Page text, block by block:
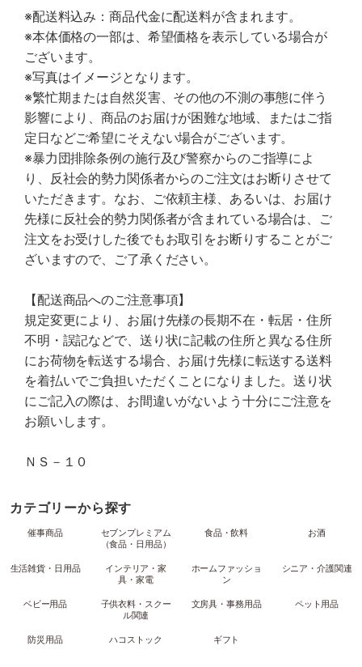
※配送料込み：商品代金に配送料が含まれます。
※本体価格の一部は、希望価格を表示している場合が
ございます。
※写真はイメージとなります。
※繁忙期または自然災害、その他の不測の事態に伴う
影響により、商品のお届けが困難な地域、またはご指
定日などご希望にそえない場合がございます。
※暴力団排除条例の施行及び警察からのご指導によ
り、反社会的勢力関係者からのご注文はお断りさせて
いただきます。なお、ご依頼主様、あるいは、お届け
先様に反社会的勢力関係者が含まれている場合は、ご
注文をお受けした後でもお取引をお断りすることがご
ざいますので、ご了承ください。
【配送商品へのご注意事項】
規定変更により、お届け先様の長期不在・転居・住所
不明・誤記などで、送り状に記載の住所と異なる住所
にお荷物を転送する場合、お届け先様に転送する送料
を着払いでご負担いただくことになりました。送り状
にご記入の際は、お間違いがないよう十分にご注意を
お願いします。
ＮＳ－１０
カテゴリーから探す
催事商品
セブンプレミアム
（食品・日用品）
食品・飲料 お酒
生活雑貨・日用品
インテリア・家
具・家電
ホームファッショ
ン
シニア・介護関連
ベビー用品
子供衣料・スクー
ル関連
文房具・事務用品 ペット用品
防災用品 ハコストック ギフト